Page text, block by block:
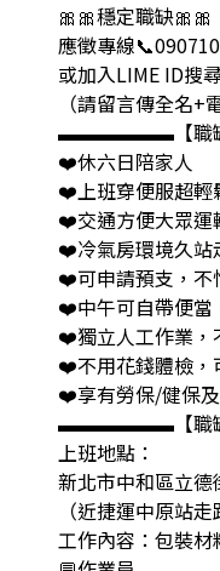
🎀🎀穩定職缺🎀🎀
應徵專線
或加入LIME ID搜
（請留言傳全名+
▬▬▬▬▬▬【職
❤️休六日陪家人
❤️上班穿便服超輕
❤️交通方便大眾運
❤️冷氣房環境久站
❤️可申請預支，不
❤️中午可自帶便當
❤️獨立人工作業，
❤️不用花錢體檢，
❤️享有勞保/健保
▬▬▬▬▬▬【職
上班地點：
新北市中和區立德
（近捷運中原站
工作內容：包裝